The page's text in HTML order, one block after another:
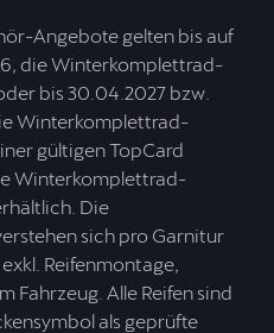
Angebote gelten bis auf
die Winterkomplettrad-
bis 30.04.2027 bzw.
Winterkomplettrad-
gültigen TopCard
Winterkomplettrad-
Die
sich pro Garnitur
Reifenmontage,
Fahrzeug. Alle Reifen sind
als geprüfte